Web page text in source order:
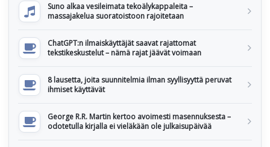
Suno alkaa vesileimata tekoälykappaleita –
massajakelua suoratoistoon rajoitetaan
ChatGPT:n ilmaiskäyttäjät saavat rajattomat
tekstikeskustelut – nämä rajat jäävät voimaan
8 lausetta, joita suunnitelmia ilman syyllisyyttä peruvat
ihmiset käyttävät
George R.R. Martin kertoo avoimesti masennuksesta –
odotetulla kirjalla ei vieläkään ole julkaisupäivää